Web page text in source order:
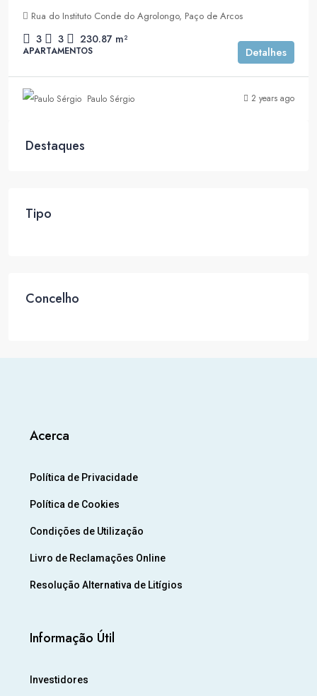
Rua do Instituto Conde do Agrolongo, Paço de Arcos
3 3 230.87 m²
APARTAMENTOS Detalhes
Paulo Sérgio 2 years ago
Destaques
Tipo
Concelho
Acerca
Política de Privacidade
Política de Cookies
Condições de Utilização
Livro de Reclamações Online
Resolução Alternativa de Litígios
Informação Útil
Investidores